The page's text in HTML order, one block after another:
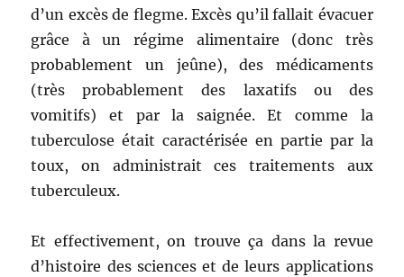
d’un excès de flegme. Excès qu’il fallait évacuer
grâce à un régime alimentaire (donc très
probablement un jeûne), des médicaments
(très probablement des laxatifs ou des
vomitifs) et par la saignée. Et comme la
tuberculose était caractérisée en partie par la
toux, on administrait ces traitements aux
tuberculeux.
Et effectivement, on trouve ça dans la revue
d’histoire des sciences et de leurs applications